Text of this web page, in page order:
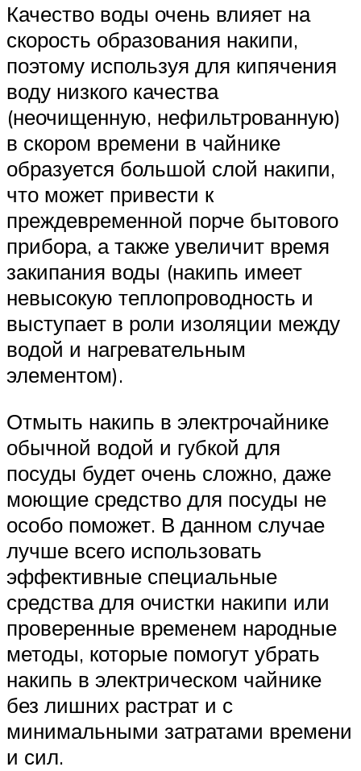
Качество воды очень влияет на
скорость образования накипи,
поэтому используя для кипячения
воду низкого качества
(неочищенную, нефильтрованную)
в скором времени в чайнике
образуется большой слой накипи,
что может привести к
преждевременной порче бытового
прибора, а также увеличит время
закипания воды (накипь имеет
невысокую теплопроводность и
выступает в роли изоляции между
водой и нагревательным
элементом).
Отмыть накипь в электрочайнике
обычной водой и губкой для
посуды будет очень сложно, даже
моющие средство для посуды не
особо поможет. В данном случае
лучше всего использовать
эффективные специальные
средства для очистки накипи или
проверенные временем народные
методы, которые помогут убрать
накипь в электрическом чайнике
без лишних растрат и с
минимальными затратами времени
и сил.